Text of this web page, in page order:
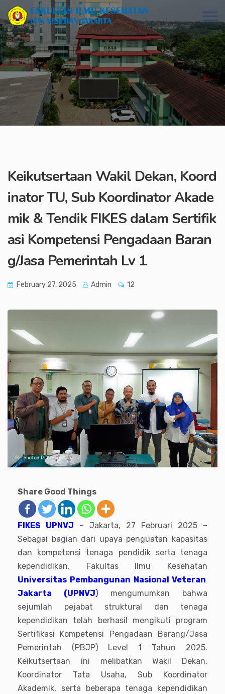
Keikutsertaan Wakil Dekan, Koord
inator TU, Sub Koordinator Akade
mik & Tendik FIKES dalam Sertifik
asi Kompetensi Pengadaan Baran
g/Jasa Pemerintah Lv 1
February 27, 2025 Admin 12
Share Good Things
FIKES UPNVJ – Jakarta, 27 Februari 2025 –
Sebagai bagian dari upaya penguatan kapasitas
dan kompetensi tenaga pendidik serta tenaga
kependidikan, Fakultas Ilmu Kesehatan
Universitas Pembangunan Nasional Veteran
Jakarta (UPNVJ) mengumumkan bahwa
sejumlah pejabat struktural dan tenaga
kependidikan telah berhasil mengikuti program
Sertifikasi Kompetensi Pengadaan Barang/Jasa
Pemerintah (PBJP) Level 1 Tahun 2025.
Keikutsertaan ini melibatkan Wakil Dekan,
Koordinator Tata Usaha, Sub Koordinator
Akademik, serta beberapa tenaga kependidikan